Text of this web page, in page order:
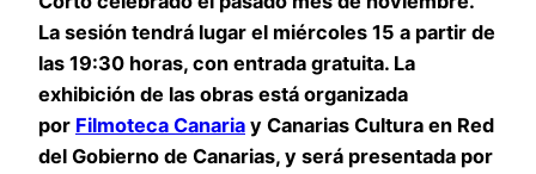
La sesión tendrá lugar el miércoles 15 a partir de
las 19:30 horas, con entrada gratuita. La
exhibición de las obras está organizada
por Filmoteca Canaria y Canarias Cultura en Red
del Gobierno de Canarias, y será presentada por